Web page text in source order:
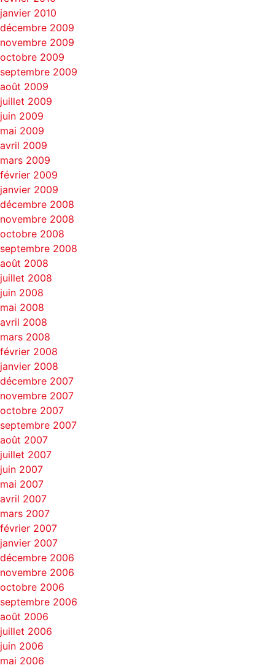
janvier 2010
décembre 2009
novembre 2009
octobre 2009
septembre 2009
août 2009
juillet 2009
juin 2009
mai 2009
avril 2009
mars 2009
février 2009
janvier 2009
décembre 2008
novembre 2008
octobre 2008
septembre 2008
août 2008
juillet 2008
juin 2008
mai 2008
avril 2008
mars 2008
février 2008
janvier 2008
décembre 2007
novembre 2007
octobre 2007
septembre 2007
août 2007
juillet 2007
juin 2007
mai 2007
avril 2007
mars 2007
février 2007
janvier 2007
décembre 2006
novembre 2006
octobre 2006
septembre 2006
août 2006
juillet 2006
juin 2006
mai 2006